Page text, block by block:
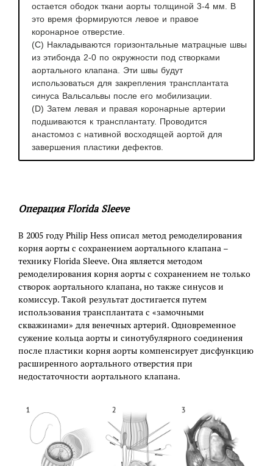
остается ободок ткани аорты толщиной 3-4 мм. В
это время формируются левое и правое
коронарное отверстие.
(C) Накладываются горизонтальные матрацные швы
из этибонда 2-0 по окружности под створками
аортального клапана. Эти швы будут
использоваться для закрепления трансплантата
синуса Вальсальвы после его мобилизации.
(D) Затем левая и правая коронарные артерии
подшиваются к трансплантату. Проводится
анастомоз с нативной восходящей аортой для
завершения пластики дефектов.
Операция Florida Sleeve
В 2005 году Philip Hess описал метод ремоделирования
корня аорты с сохранением аортального клапана –
технику Florida Sleeve. Она является методом
ремоделирования корня аорты с сохранением не только
створок аортального клапана, но также синусов и
комиссур. Такой результат достигается путем
использования трансплантата с «замочными
скважинами» для венечных артерий. Одновременное
сужение кольца аорты и синотубулярного соединения
после пластики корня аорты компенсирует дисфункцию
расширенного аортального отверстия при
недостаточности аортального клапана.